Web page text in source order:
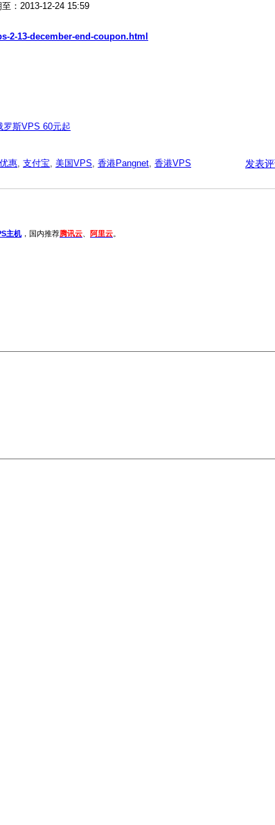
：2013-12-24 15:59
2-13-december-end-coupon.html
斯VPS 60元起
发表
惠, 支付宝, 美国VPS, 香港Pangnet, 香港VPS
主机 ，国内推荐腾讯云 阿里云。